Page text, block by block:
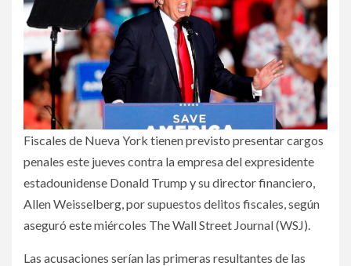
Fiscales de Nueva York tienen previsto presentar cargos
penales este jueves contra la empresa del expresidente
estadounidense Donald Trump y su director financiero,
Allen Weisselberg, por supuestos delitos fiscales, según
aseguró este miércoles The Wall Street Journal (WSJ).
Las acusaciones serían las primeras resultantes de las